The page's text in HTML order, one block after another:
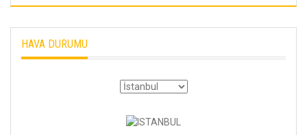
HAVA DURUMU